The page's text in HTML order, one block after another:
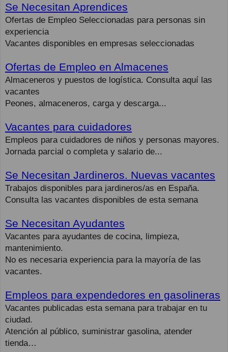
Se Necesitan Aprendices
Ofertas de Empleo Seleccionadas para personas sin
experiencia
Vacantes disponibles en empresas seleccionadas
Ofertas de Empleo en Almacenes
Almaceneros y puestos de logística. Consulta aquí las
vacantes
Peones, almaceneros, carga y descarga...
Vacantes para cuidadores
Empleos para cuidadores de niños y personas mayores.
Jornada parcial o completa y salario de...
Se Necesitan Jardineros. Nuevas vacantes
Trabajos disponibles para jardineros/as en España.
Consulta las vacantes disponibles de esta semana
Se Necesitan Ayudantes
Vacantes para ayudantes de cocina, limpieza,
mantenimiento.
No es necesaria experiencia para la mayoría de las
vacantes.
Empleos para expendedores en gasolineras
Vacantes publicadas esta semana para trabajar en tu
ciudad.
Atención al público, suministrar gasolina, atender
tienda…